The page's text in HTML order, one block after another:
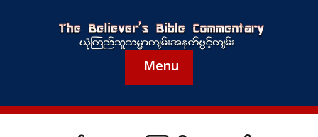
Menu